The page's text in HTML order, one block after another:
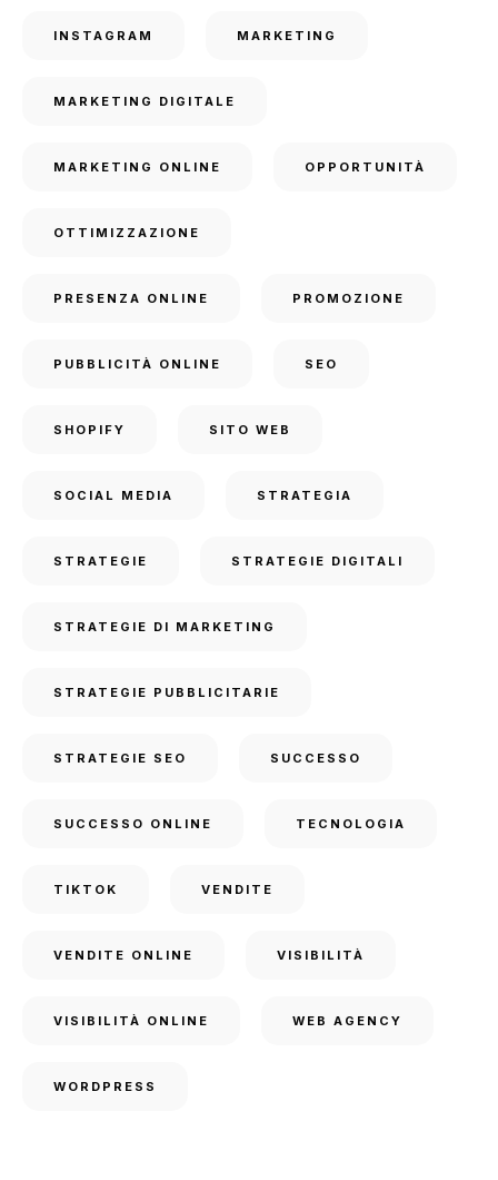
INSTAGRAM MARKETING
MARKETING DIGITALE
MARKETING ONLINE OPPORTUNITÀ
OTTIMIZZAZIONE
PRESENZA ONLINE PROMOZIONE
PUBBLICITÀ ONLINE SEO
SHOPIFY SITO WEB
SOCIAL MEDIA STRATEGIA
STRATEGIE STRATEGIE DIGITALI
STRATEGIE DI MARKETING
STRATEGIE PUBBLICITARIE
STRATEGIE SEO SUCCESSO
SUCCESSO ONLINE TECNOLOGIA
TIKTOK VENDITE
VENDITE ONLINE VISIBILITÀ
VISIBILITÀ ONLINE WEB AGENCY
WORDPRESS